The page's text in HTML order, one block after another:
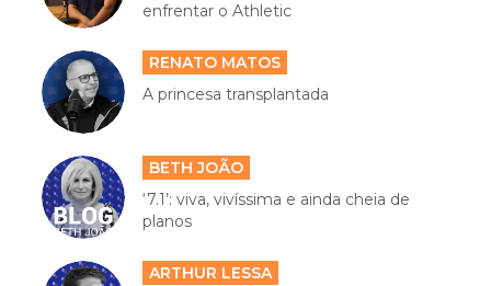
enfrentar o Athletic
RENATO MATOS
A princesa transplantada
BETH JOÃO
‘7.1’: viva, vivíssima e ainda cheia de
planos
ARTHUR LESSA